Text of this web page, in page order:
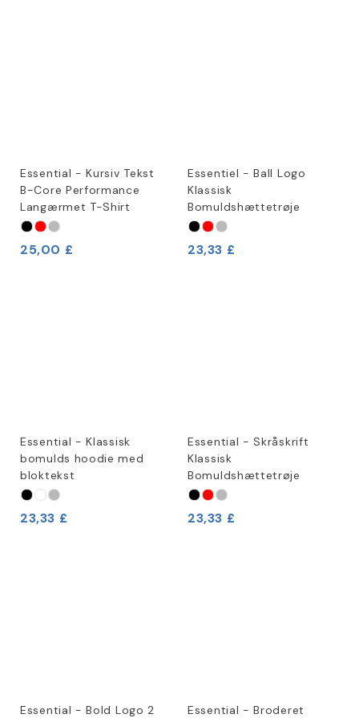
Essential - Kursiv Tekst
B-Core Performance
Langærmet T-Shirt
25,00 £
Essentiel - Ball Logo
Klassisk
Bomuldshættetrøje
23,33 £
Essential - Klassisk
bomulds hoodie med
bloktekst
23,33 £
Essential - Skråskrift
Klassisk
Bomuldshættetrøje
23,33 £
Essential - Bold Logo 2 Essential - Broderet